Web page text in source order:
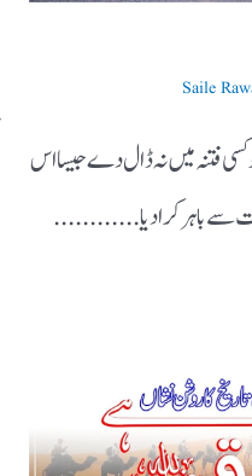
Saile
فتنہ میں نہ ڈال دے جیسا اس
سے باہر کرادیا............